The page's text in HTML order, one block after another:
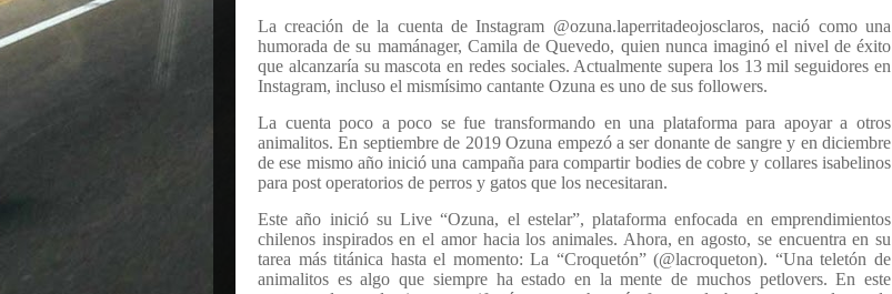
La creación de la cuenta de Instagram @ozuna.laperritadeojosclaros, nació como una
humorada de su mamánager, Camila de Quevedo, quien nunca imaginó el nivel de éxito
que alcanzaría su mascota en redes sociales. Actualmente supera los 13 mil seguidores en
Instagram, incluso el mismísimo cantante Ozuna es uno de sus followers.
La cuenta poco a poco se fue transformando en una plataforma para apoyar a otros
animalitos. En septiembre de 2019 Ozuna empezó a ser donante de sangre y en diciembre
de ese mismo año inició una campaña para compartir bodies de cobre y collares isabelinos
para post operatorios de perros y gatos que los necesitaran.
Este año inició su Live “Ozuna, el estelar”, plataforma enfocada en emprendimientos
chilenos inspirados en el amor hacia los animales. Ahora, en agosto, se encuentra en su
tarea más titánica hasta el momento: La “Croquetón” (@lacroqueton). “Una teletón de
animalitos es algo que siempre ha estado en la mente de muchos petlovers. En este